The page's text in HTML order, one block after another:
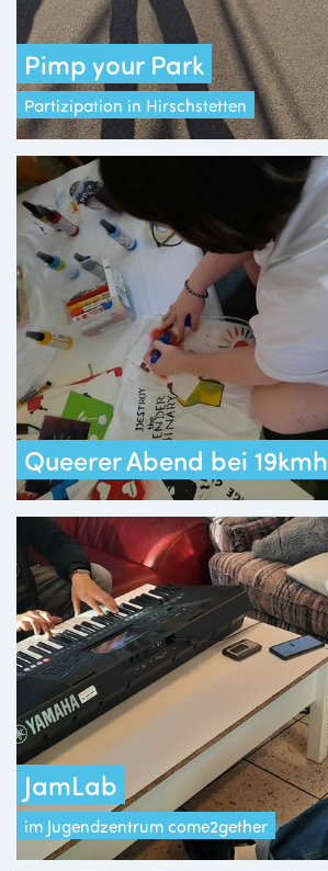
Pimp your Park
Partizipation in Hirschstetten
Queerer Abend bei 19kmh
JamLab
im Jugendzentrum come2gether